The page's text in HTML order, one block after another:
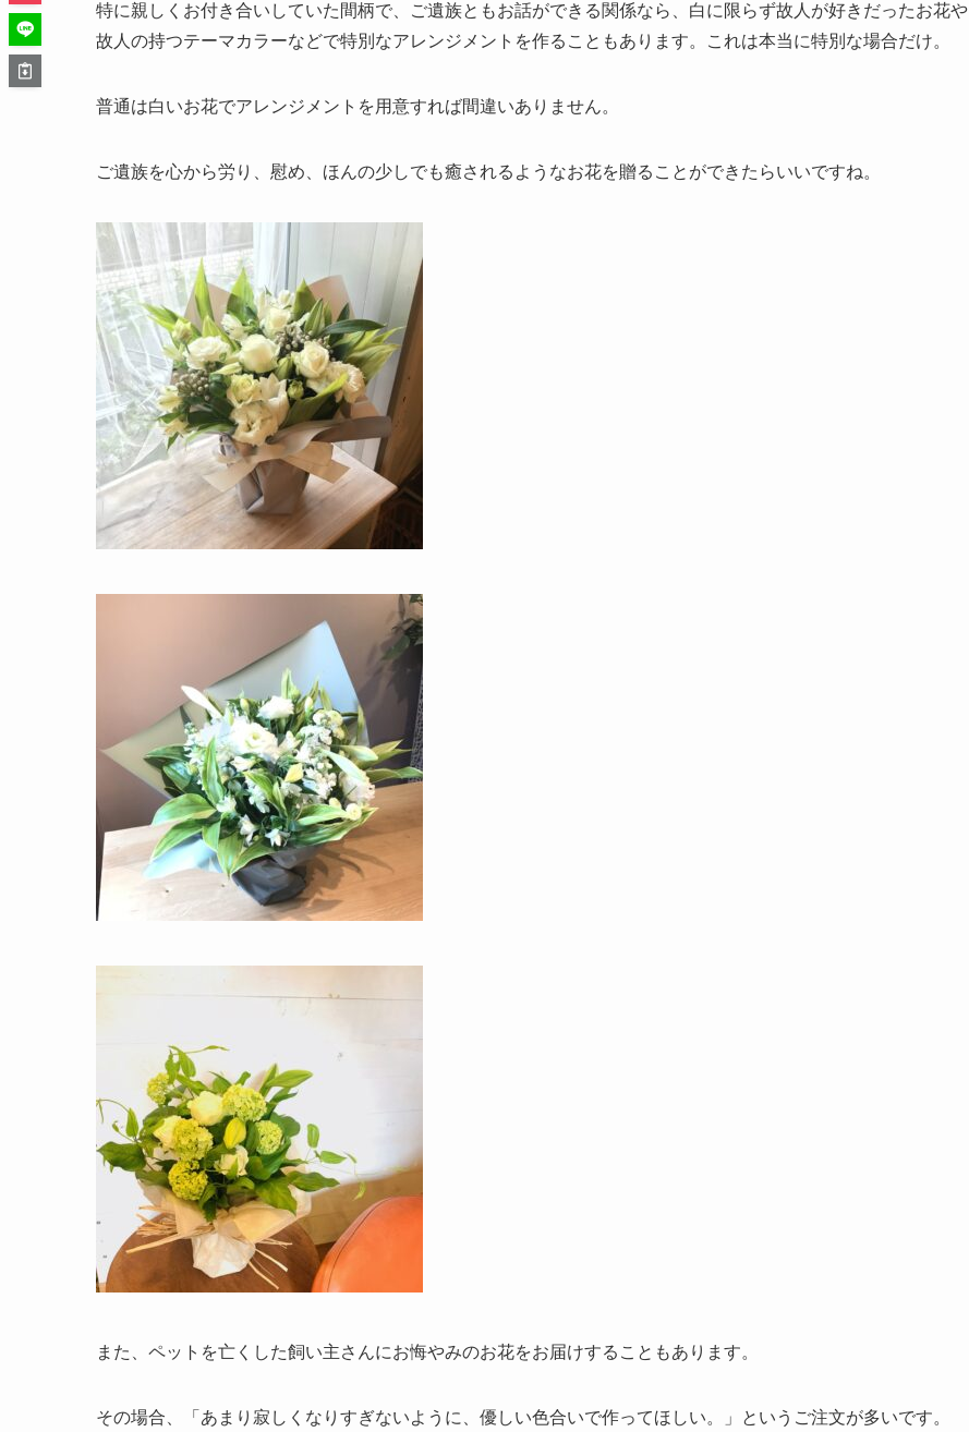
特に親しくお付き合いしていた間柄で、ご遺族ともお話ができる関係なら、白に限らず故人が好きだったお花や
故人の持つテーマカラーなどで特別なアレンジメントを作ることもあります。これは本当に特別な場合だけ。
普通は白いお花でアレンジメントを用意すれば間違いありません。
ご遺族を心から労り、慰め、ほんの少しでも癒されるようなお花を贈ることができたらいいですね。
また、ペットを亡くした飼い主さんにお悔やみのお花をお届けすることもあります。
その場合、「あまり寂しくなりすぎないように、優しい色合いで作ってほしい。」というご注文が多いです。